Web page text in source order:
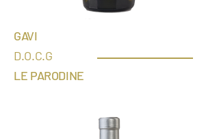
GAVI
D.O.C.G
LE PARODINE